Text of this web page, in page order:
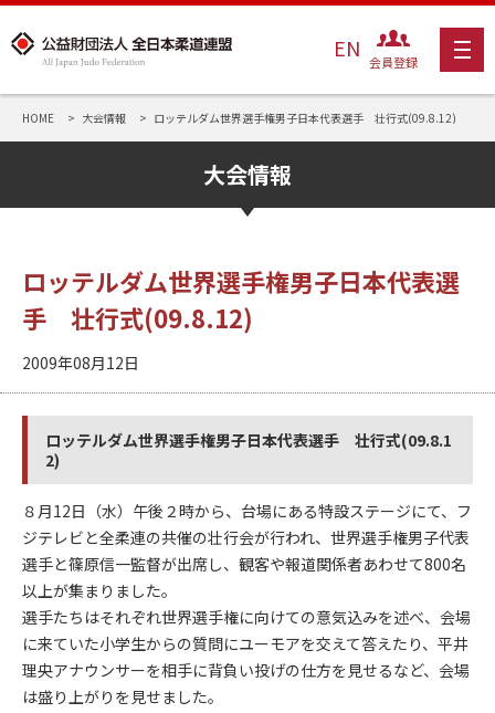
EN 会員登録
HOME 大会情報 ロッテルダム世界選手権男子日本代表選手 壮行式(09.8.12)
大会情報
ロッテルダム世界選手権男子日本代表選
手 壮行式(09.8.12)
2009年08月12日
ロッテルダム世界選手権男子日本代表選手 壮行式(09.8.1
2)
８月12日（水）午後２時から、台場にある特設ステージにて、フ
ジテレビと全柔連の共催の壮行会が行われ、世界選手権男子代表
選手と篠原信一監督が出席し、観客や報道関係者あわせて800名
以上が集まりました。
選手たちはそれぞれ世界選手権に向けての意気込みを述べ、会場
に来ていた小学生からの質問にユーモアを交えて答えたり、平井
理央アナウンサーを相手に背負い投げの仕方を見せるなど、会場
は盛り上がりを見せました。